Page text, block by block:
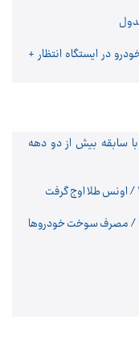
17 مرداد 1405 / بازار خودرو در ایستگاه انتظار +
سابقه بیش از دو دهه
واردات ۲۵ هزار خودروی کارکرده در سال ۱۴۰۵ / مصرف سوخت خودرو‌ها